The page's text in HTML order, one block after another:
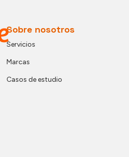
Sobre nosotros
Servicios
Marcas
Casos de estudio